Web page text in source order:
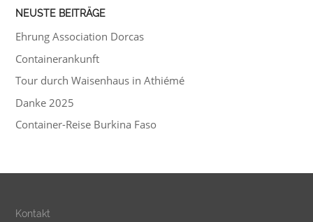
NEUSTE BEITRÄGE
Ehrung Association Dorcas
Containerankunft
Tour durch Waisenhaus in Athiémé
Danke 2025
Container-Reise Burkina Faso
Kontakt